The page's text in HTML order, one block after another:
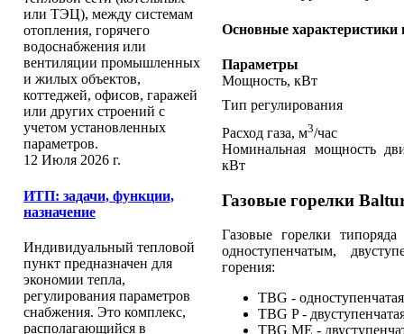
или ТЭЦ), между системам
отопления, горячего
водоснабжения или
вентиляции промышленных
и жилых объектов,
коттеджей, офисов, гаражей
или других строений с
учетом установленных
параметров.
12 Июля 2026 г.
ИТП: задачи, функции,
назначение
Индивидуальный тепловой
пункт предназначен для
экономии тепла,
регулирования параметров
снабжения. Это комплекс,
располагающийся в
Основные характеристики
Параметры
Мощность, кВт
Тип регулирования
Расход газа, м3/час
Номинальная мощность
кВт
Газовые горелки
Газовые горелки
одноступенчатым,
горения:
TBG -
TBG P -
TBG ME -